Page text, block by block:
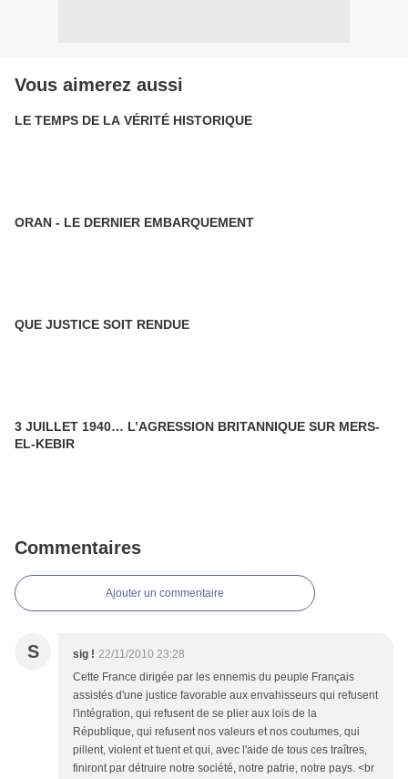
Vous aimerez aussi
LE TEMPS DE LA VÉRITÉ HISTORIQUE
ORAN - LE DERNIER EMBARQUEMENT
QUE JUSTICE SOIT RENDUE
3 JUILLET 1940… L’AGRESSION BRITANNIQUE SUR MERS-
EL-KEBIR
Commentaires
Ajouter un commentaire
S sig ! 22/11/2010 23:28
Cette France dirigée par les ennemis du peuple Français
assistés d'une justice favorable aux envahisseurs qui refusent
l'intégration, qui refusent de se plier aux lois de la
République, qui refusent nos valeurs et nos coutumes, qui
pillent, violent et tuent et qui, avec l'aide de tous ces traîtres,
finiront par détruire notre société, notre patrie, notre pays. <br